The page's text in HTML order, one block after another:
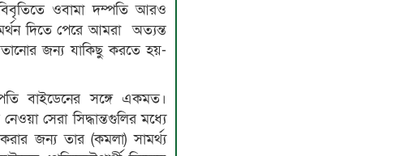
ওবামা দম্পতি আরও
দিতে পেরে আমরা অত্যন্ত
জন্য যাকিছু করতে হয়-
বাইডেনের সঙ্গে একমত।
সেরা সিদ্ধান্তগুলির মধ্যে
জন্য তার (কমলা) সামর্থ্য